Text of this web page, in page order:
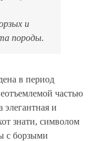
и
породы.
в период
частью
элегантная и
знати, символом
с борзыми